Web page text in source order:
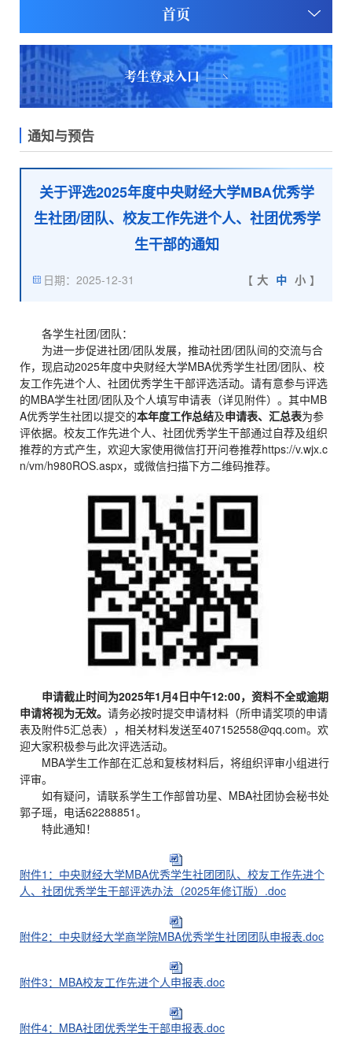
首页
考生登录入口
通知与预告
关于评选2025年度中央财经大学MBA优秀学
生社团/团队、校友工作先进个人、社团优秀学
生干部的通知
日期：2025-12-31 【 大 中 小 】
各学生社团/团队：
为进一步促进社团/团队发展，推动社团/团队间的交流与合
作，现启动2025年度中央财经大学MBA优秀学生社团/团队、校
友工作先进个人、社团优秀学生干部评选活动。请有意参与评选
的MBA学生社团/团队及个人填写申请表（详见附件）。其中MB
A优秀学生社团以提交的本年度工作总结及申请表、汇总表为参
评依据。校友工作先进个人、社团优秀学生干部通过自荐及组织
推荐的方式产生，欢迎大家使用微信打开问卷推荐https://v.wjx.c
n/vm/h980ROS.aspx，或微信扫描下方二维码推荐。
申请截止时间为2025年1月4日中午12:00，资料不全或逾期
申请将视为无效。 请务必按时提交申请材料（所申请奖项的申请
表及附件5汇总表），相关材料发送至407152558@qq.com。欢
迎大家积极参与此次评选活动。
MBA学生工作部在汇总和复核材料后，将组织评审小组进行
评审。
如有疑问，请联系学生工作部曾功星、MBA社团协会秘书处
郭子瑶，电话62288851。
特此通知！
附件1：中央财经大学MBA优秀学生社团团队、校友工作先进个
人、社团优秀学生干部评选办法（2025年修订版）.doc
附件2：中央财经大学商学院MBA优秀学生社团团队申报表.doc
附件3：MBA校友工作先进个人申报表.doc
附件4：MBA社团优秀学生干部申报表.doc